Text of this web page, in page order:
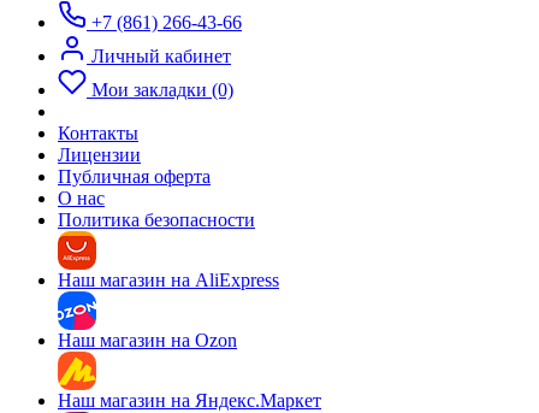
+7 (861) 266-43-66
Личный кабинет
Мои закладки (0)
Контакты
Лицензии
Публичная оферта
О нас
Политика безопасности
Наш магазин на AliExpress
Наш магазин на Ozon
Наш магазин на Яндекс.Маркет